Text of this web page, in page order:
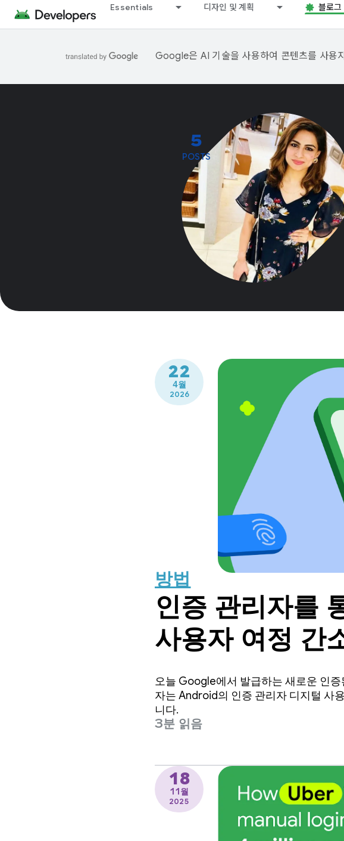
Essentials 디자인 및 계획 블로그
Google은 AI 기술을 사용하여 콘텐츠를 사용
5
POSTS
22
4월
2026
방법
인증 관리자를
사용자 여정 간
오늘 Google에서 발급하는 새로운 인
자는 Android의 인증 관리자 디지털 사
니다.
3분 읽음
18
11월
2025